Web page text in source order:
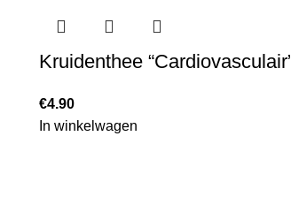
Kruidenthee
€4.90
In winkelwagen